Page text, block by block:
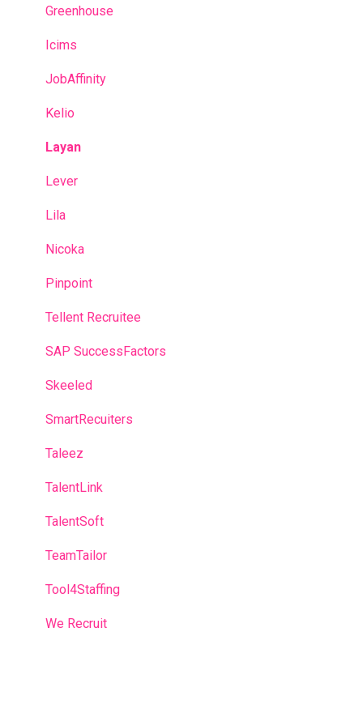
Greenhouse
Icims
JobAffinity
Kelio
Layan
Lever
Lila
Nicoka
Pinpoint
Tellent Recruitee
SAP SuccessFactors
Skeeled
SmartRecuiters
Taleez
TalentLink
TalentSoft
TeamTailor
Tool4Staffing
We Recruit